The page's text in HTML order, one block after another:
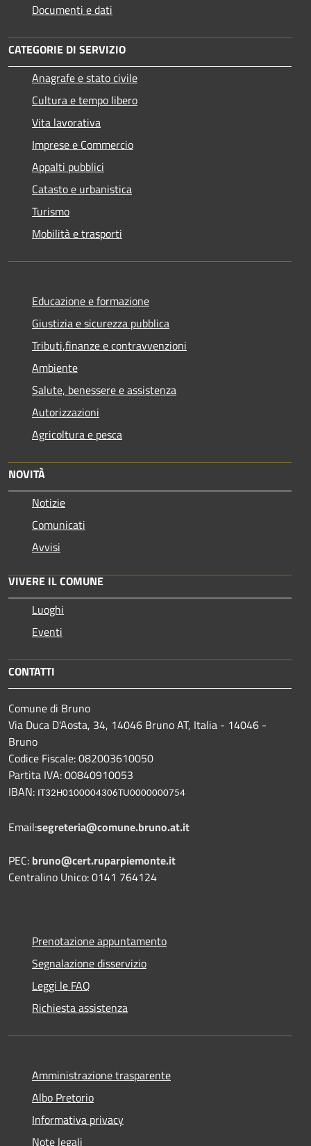
Documenti e dati
CATEGORIE DI SERVIZIO
Anagrafe e stato civile
Cultura e tempo libero
Vita lavorativa
Imprese e Commercio
Appalti pubblici
Catasto e urbanistica
Turismo
Mobilità e trasporti
Educazione e formazione
Giustizia e sicurezza pubblica
Tributi,finanze e contravvenzioni
Ambiente
Salute, benessere e assistenza
Autorizzazioni
Agricoltura e pesca
NOVITÀ
Notizie
Comunicati
Avvisi
VIVERE IL COMUNE
Luoghi
Eventi
CONTATTI
Comune di Bruno
Via Duca D'Aosta, 34, 14046 Bruno AT, Italia - 14046 -
Bruno
Codice Fiscale: 082003610050
Partita IVA: 00840910053
IBAN: IT32H0100004306TU0000000754
Email:segreteria@comune.bruno.at.it
PEC: bruno@cert.ruparpiemonte.it
Centralino Unico: 0141 764124
Prenotazione appuntamento
Segnalazione disservizio
Leggi le FAQ
Richiesta assistenza
Amministrazione trasparente
Albo Pretorio
Informativa privacy
Note legali